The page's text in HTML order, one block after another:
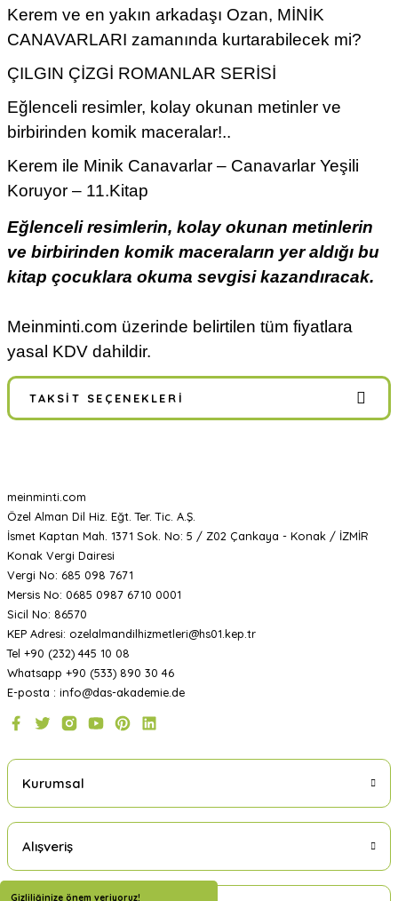
Gizliliğinize önem veriyoruz!
Kerem ve en yakın arkadaşı Ozan, MİNİK
CANAVARLARI zamanında kurtarabilecek mi?
ÇILGIN ÇİZGİ ROMANLAR SERİSİ
Eğlenceli resimler, kolay okunan metinler ve
birbirinden komik maceralar!..
Kerem ile Minik Canavarlar – Canavarlar Yeşili
Koruyor – 11.Kitap
Eğlenceli resimlerin, kolay okunan metinlerin
ve birbirinden komik maceraların yer aldığı bu
kitap çocuklara okuma sevgisi kazandıracak.
Meinminti.com üzerinde belirtilen tüm fiyatlara
yasal KDV dahildir.
TAKSIT SEÇENEKLERI
meinminti.com
Özel Alman Dil Hiz. Eğt. Ter. Tic. A.Ş.
İsmet Kaptan Mah. 1371 Sok. No: 5 / Z02 Çankaya - Konak / İZMİR
Konak Vergi Dairesi
Vergi No: 685 098 7671
Mersis No: 0685 0987 6710 0001
Sicil No: 86570
KEP Adresi: ozelalmandilhizmetleri@hs01.kep.tr
Tel +90 (232) 445 10 08
Whatsapp +90 (533) 890 30 46
E-posta : info@das-akademie.de
Kurumsal
Alışveriş